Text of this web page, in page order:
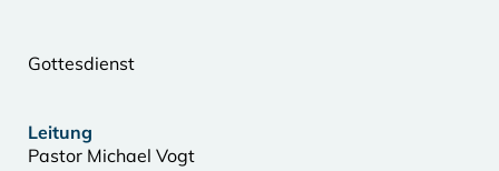
Gottesdienst
Leitung
Pastor Michael Vogt